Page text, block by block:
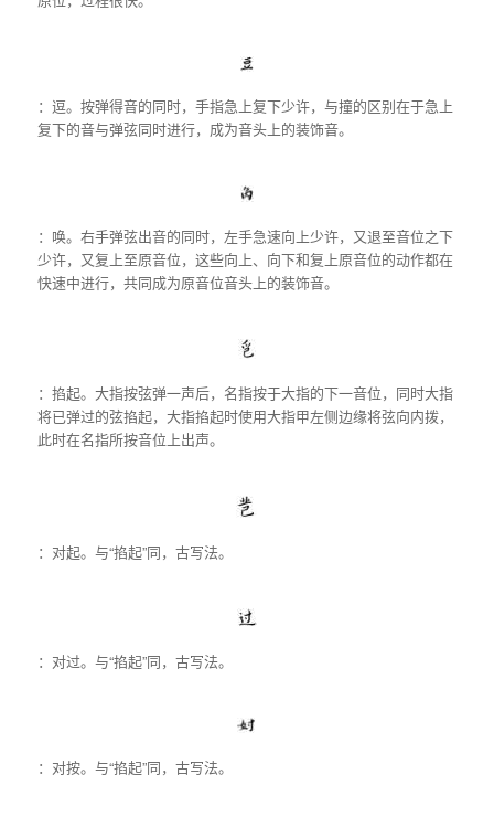
：逗。按弹得音的同时，手指急上复下少许，与撞的区别在于急上
复下的音与弹弦同时进行，成为音头上的装饰音。
：唤。右手弹弦出音的同时，左手急速向上少许，又退至音位之下
少许，又复上至原音位，这些向上、向下和复上原音位的动作都在
快速中进行，共同成为原音位音头上的装饰音。
：掐起。大指按弦弹一声后，名指按于大指的下一音位，同时大指
将已弹过的弦掐起，大指掐起时使用大指甲左侧边缘将弦向内拨，
此时在名指所按音位上出声。
：对起。与“掐起”同，古写法。
：对过。与“掐起”同，古写法。
：对按。与“掐起”同，古写法。